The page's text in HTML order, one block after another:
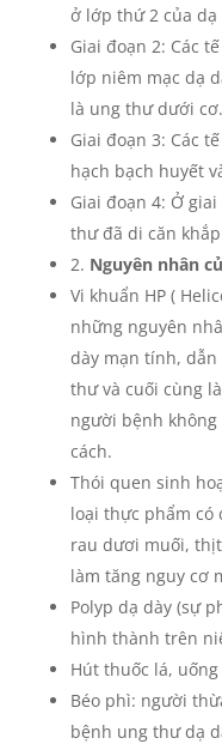
ở lớp thứ 2 của dạ
Giai đoạn 2: Các
lớp niêm mạc dạ
là ung thư dưới cơ.
Giai đoạn 3: Các
hạch bạch huyết
Giai đoạn 4: Ở
thư đã di căn
2. Nguyên nhân
Vi khuẩn HP (
những nguyên
dày mạn tính,
thư và cuối cùng
người bệnh
cách.
Thói quen sinh
loại thực phẩm
rau dươi muối,
làm tăng nguy cơ
Polyp dạ dày (sự
hình thành trên
Hút thuốc lá,
Béo phì: người
bệnh ung thư dạ